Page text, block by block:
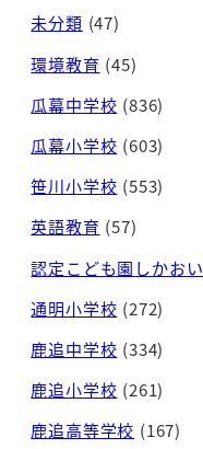
未分類 (47)
環境教育 (45)
瓜幕中学校 (836)
瓜幕小学校 (603)
笹川小学校 (553)
英語教育 (57)
認定こども園しかおい
通明小学校 (272)
鹿追中学校 (334)
鹿追小学校 (261)
鹿追高等学校 (167)